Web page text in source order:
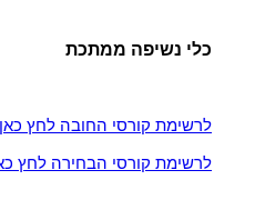
כלי נשיפה ממתכת
לרשימת קורסי החובה לחץ כאן
לרשימת קורסי הבחירה לחץ